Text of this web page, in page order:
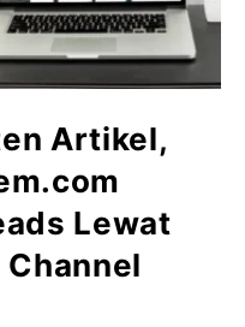
Artikel,
Lewat